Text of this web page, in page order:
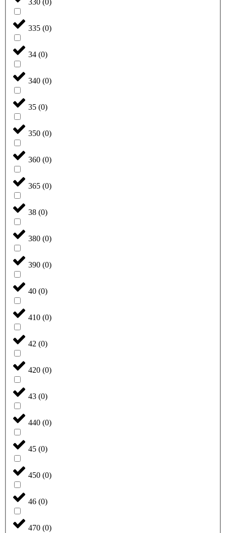
330 (0)
335 (0)
34 (0)
340 (0)
35 (0)
350 (0)
360 (0)
365 (0)
38 (0)
380 (0)
390 (0)
40 (0)
410 (0)
42 (0)
420 (0)
43 (0)
440 (0)
45 (0)
450 (0)
46 (0)
470 (0)